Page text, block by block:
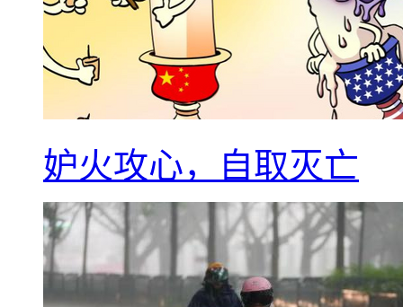
妒火攻心，自取灭亡